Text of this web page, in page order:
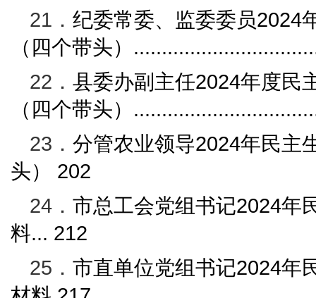
21． 纪委常委、监委委员2024
（四个带头）
22． 县委办副主任2024年度民
（四个带头）
23． 分管农业领导2024年民主
头）
202
24． 市总工会党组书记2024年
料... 212
25． 市直单位党组书记2024年